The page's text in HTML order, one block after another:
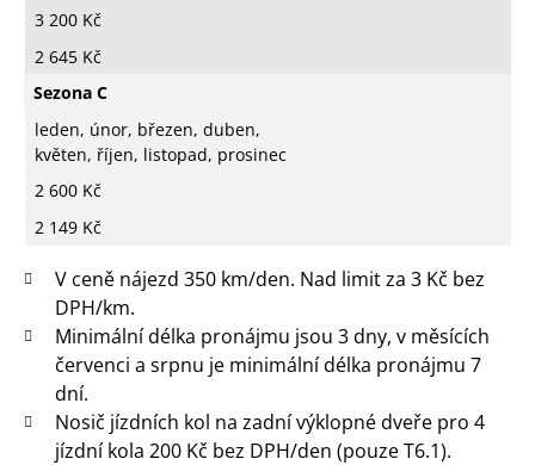
3 200 Kč
2 645 Kč
Sezona C
leden, únor, březen, duben,
květen, říjen, listopad, prosinec
2 600 Kč
2 149 Kč
V ceně nájezd 350 km/den. Nad limit za 3 Kč bez
DPH/km.
Minimální délka pronájmu jsou 3 dny, v měsících
červenci a srpnu je minimální délka pronájmu 7
dní.
Nosič jízdních kol na zadní výklopné dveře pro 4
jízdní kola 200 Kč bez DPH/den (pouze T6.1).